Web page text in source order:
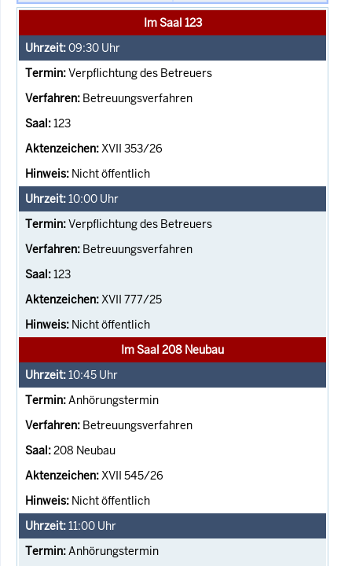
Im Saal 123
09:30 Uhr
Verpflichtung des Betreuers
Betreuungsverfahren
123
XVII 353/26
Nicht öffentlich
10:00 Uhr
Verpflichtung des Betreuers
Betreuungsverfahren
123
XVII 777/25
Nicht öffentlich
Im Saal 208 Neubau
10:45 Uhr
Anhörungstermin
Betreuungsverfahren
208 Neubau
XVII 545/26
Nicht öffentlich
11:00 Uhr
Anhörungstermin